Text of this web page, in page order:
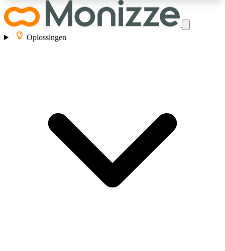
Oplossingen